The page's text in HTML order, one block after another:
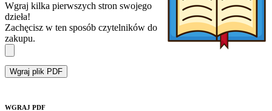
Wgraj kilka pierwszych stron swojego
dzieła!
Zachęcisz w ten sposób czytelników do
zakupu.
Wgraj plik PDF
WGRAJ PDF